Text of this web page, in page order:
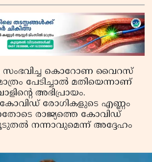
സംഭവിച്ച കൊറോണ വൈറസ്
പേടിച്ചാല്‍ മതിയെന്നാണ്
അഭിപ്രായം.
കോവിഡ് രോഗികളുടെ എണ്ണം
രാജ്യത്തെ കോവിഡ്
നന്നാവുമെന്ന് അദ്ദേഹം